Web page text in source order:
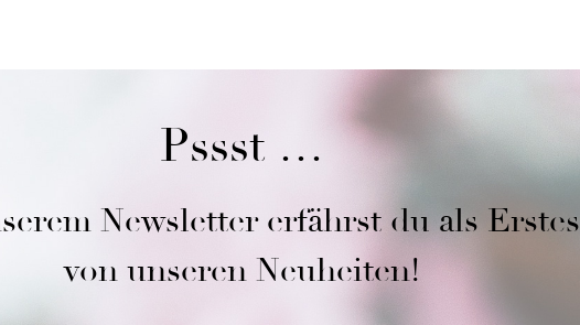
Pssst …
Newsletter erfährst du als Erstes
von unseren Neuheiten!